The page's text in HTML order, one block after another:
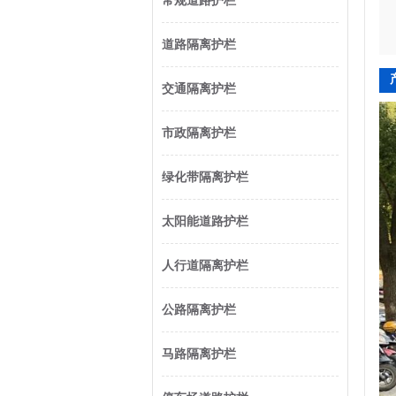
道路隔离护栏
交通隔离护栏
市政隔离护栏
绿化带隔离护栏
太阳能道路护栏
人行道隔离护栏
公路隔离护栏
马路隔离护栏